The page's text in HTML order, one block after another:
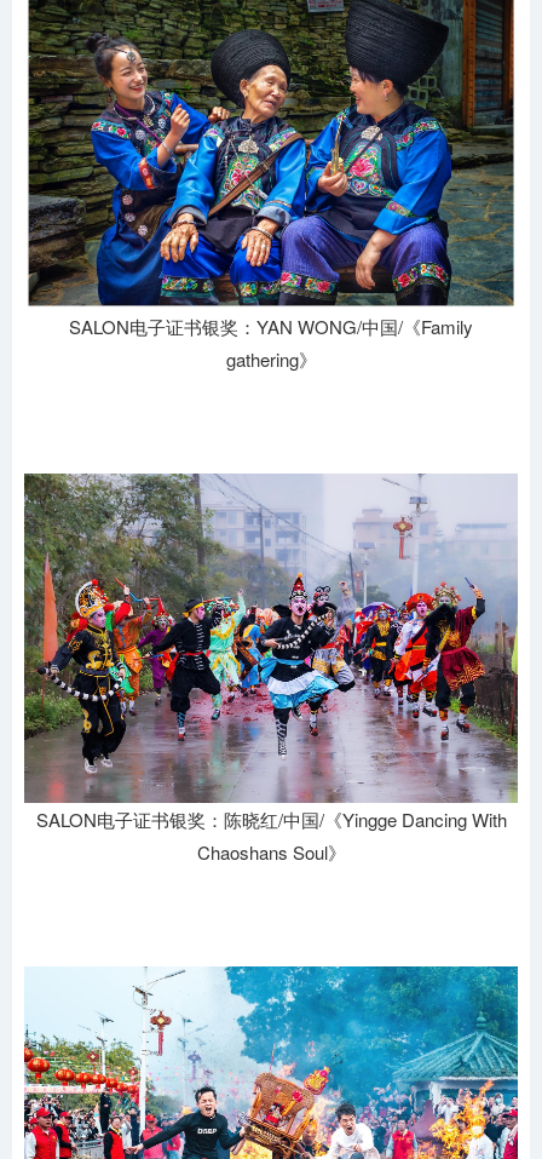
SALON电子证书银奖：YAN WONG/中国/《Family
gathering》
SALON电子证书银奖：陈晓红/中国/《Yingge Dancing With
Chaoshans Soul》